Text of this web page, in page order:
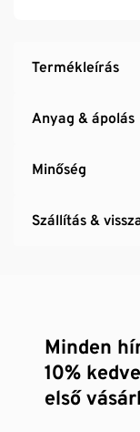
Termékleírás
Anyag & ápolás
Minőség
Szállítás &
Minden
10%
első